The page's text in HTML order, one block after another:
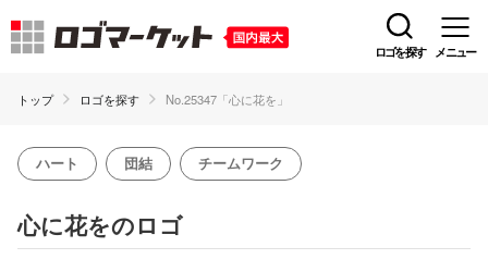
ロゴを探す メニュー
トップ ロゴを探す No.25347「心に花を」
ハート 団結 チームワーク
心に花をのロゴ